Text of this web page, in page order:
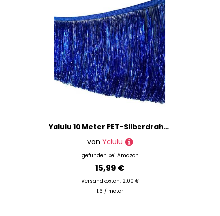
Yalulu 10 Meter PET-Silberdraht Quaste Seidig Fransen Tanzfransen Geschnitten Fransenborte, Geschnitten Fransenborte Kostüm Quaste Trimmen Apparel Fransenband Nähzubehör (Edelsteinblau)
von Yalulu
gefunden bei Amazon
15,99 €
Versandkosten: 2,00 €
1.6 / meter